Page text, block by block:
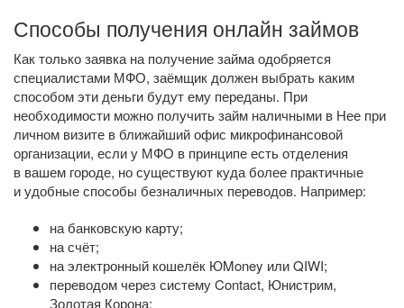
Способы получения онлайн займов
Как только заявка на получение займа одобряется
специалистами МФО, заёмщик должен выбрать каким
способом эти деньги будут ему переданы. При
необходимости можно получить займ наличными в Нее при
личном визите в ближайший офис микрофинансовой
организации, если у МФО в принципе есть отделения
в вашем городе, но существуют куда более практичные
и удобные способы безналичных переводов. Например:
на банковскую карту;
на счёт;
на электронный кошелёк ЮMoney или QIWI;
переводом через систему Contact, Юнистрим,
Золотая Корона;